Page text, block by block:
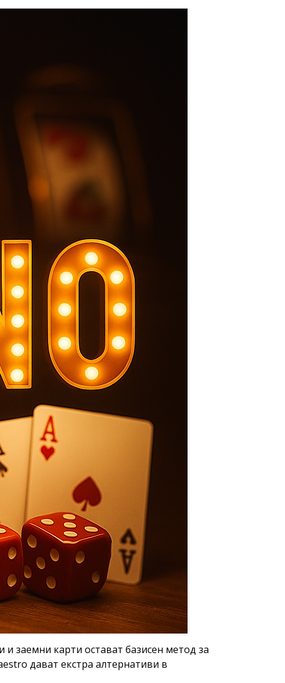
заемни карти остават базисен метод за
дават екстра алтернативи в